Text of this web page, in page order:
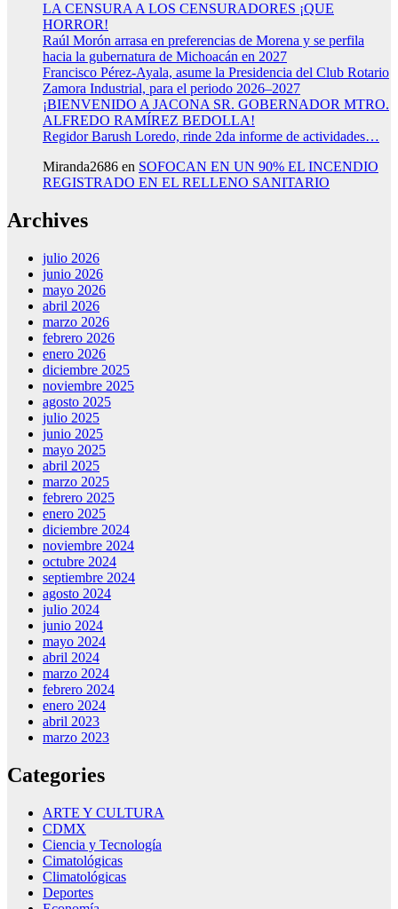
LA CENSURA A LOS CENSURADORES ¡QUE
HORROR!
Raúl Morón arrasa en preferencias de Morena y se perfila
hacia la gubernatura de Michoacán en 2027
Francisco Pérez-Ayala, asume la Presidencia del Club Rotario
Zamora Industrial, para el periodo 2026–2027
¡BIENVENIDO A JACONA SR. GOBERNADOR MTRO.
ALFREDO RAMÍREZ BEDOLLA!
Regidor Barush Loredo, rinde 2da informe de actividades…
Miranda2686 en SOFOCAN EN UN 90% EL INCENDIO
REGISTRADO EN EL RELLENO SANITARIO
Archives
julio 2026
junio 2026
mayo 2026
abril 2026
marzo 2026
febrero 2026
enero 2026
diciembre 2025
noviembre 2025
agosto 2025
julio 2025
junio 2025
mayo 2025
abril 2025
marzo 2025
febrero 2025
enero 2025
diciembre 2024
noviembre 2024
octubre 2024
septiembre 2024
agosto 2024
julio 2024
junio 2024
mayo 2024
abril 2024
marzo 2024
febrero 2024
enero 2024
abril 2023
marzo 2023
Categories
ARTE Y CULTURA
CDMX
Ciencia y Tecnología
Cimatológicas
Climatológicas
Deportes